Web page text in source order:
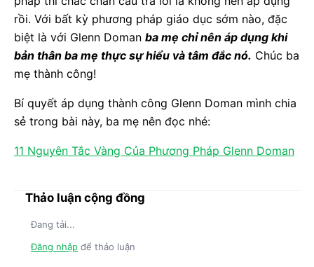
rồi. Với bất kỳ phương pháp giáo dục sớm nào, đặc
biệt là với Glenn Doman ba mẹ chỉ nên áp dụng khi
bản thân ba mẹ thực sự hiểu và tâm đắc nó. Chúc ba
mẹ thành công!
Bí quyết áp dụng thành công Glenn Doman mình chia
sẻ trong bài này, ba mẹ nên đọc nhé:
11 Nguyên Tắc Vàng Của Phương Pháp Glenn Doman
Thảo luận cộng đồng
Đang tải...
Đăng nhập để thảo luận